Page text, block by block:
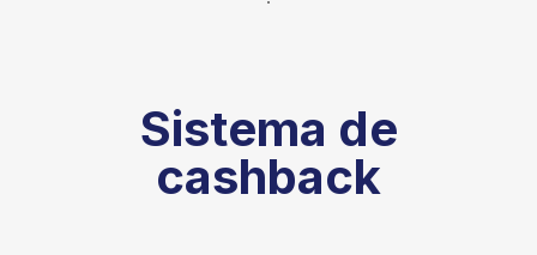
Sistema de
cashback